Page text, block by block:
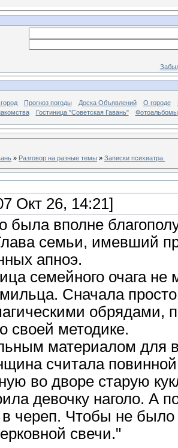
Прогноз погоды Доска Объявлений О городе
Гостиница "Советская Гавань" Фотоальбомы
» Разговор на разные темы » Записки психиатра.
Окт 26, 14:21]
была вполне
семьи, имевший
апноэ.
семейного очага не
Сначала
обрядами,
своей методике.
материалом для
считала
во дворе старую
девочку наголо. А
в череп. Чтобы не
свечи."